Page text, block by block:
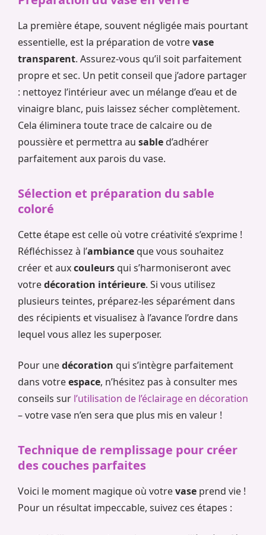
La première étape, souvent négligée mais pourtant
essentielle, est la préparation de votrevase
transparent. Assurez-vous qu’il soit parfaitement
propre et sec. Un petit conseil que j’adore partager
: nettoyez l’intérieur avec un mélange d’eau et de
vinaigre blanc, puis laissez sécher complètement.
Cela éliminera toute trace de calcaire ou de
poussière et permettra au sable d’adhérer
parfaitement aux parois du vase.
Sélection et préparation du sable
coloré
Cette étape est celle où votre créativité s’exprime !
Réfléchissez à l’ambiance que vous souhaitez
créer et auxcouleurs qui s’harmoniseront avec
votredécoration intérieure. Si vous utilisez
plusieurs teintes, préparez-les séparément dans
des récipients et visualisez à l’avance l’ordre dans
lequel vous allez les superposer.
Pour unedécoration qui s’intègre parfaitement
dans votreespace, n’hésitez pas à consulter mes
conseils sur l’utilisation de l’éclairage en décoration
– votre vase n’en sera que plus mis en valeur !
Technique de remplissage pour créer
des couches parfaites
Voici le moment magique où votrevase prend vie !
Pour un résultat impeccable, suivez ces étapes :